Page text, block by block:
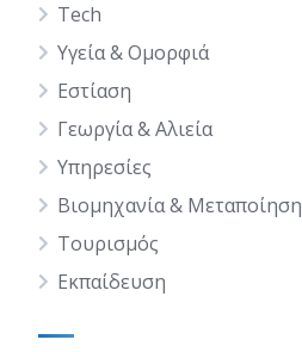
Tech
Υγεία & Ομορφιά
Εστίαση
Γεωργία & Αλιεία
Υπηρεσίες
Βιομηχανία & Μεταποίηση
Τουρισμός
Εκπαίδευση